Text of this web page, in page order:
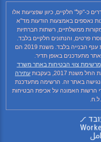
כ-"קל" חלקיים, כיוון שפציעות אלו
נאספים באמצעות הודעות מד"א
ממשלתיים, רשתות חברתיות
פרטים, והנתונים חלקיים בלבד.
הנתונים בטבלה עד לשנת 2018 כוללים את ענף הבנייה בלבד. משנת 2019 הם
מתעדכנים באופן תדיר.
מרשימת צווי הבטיחות באתר משרד
2017, בעקבות
עתירה
באתר זה. הרשימה מתעדכנת
הרשות האמונה על אכיפת הבטיחות